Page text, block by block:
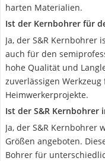
harten Materialien.
Ist der Kernbohrer für
Ja, der S&R Kernbohrer
auch für den
hohe Qualität und
zuverlässigen
Heimwerkerprojekte.
Ist der S&R Kernbohrer
Ja, der S&R Kernbohrer
Größen angeboten.
Bohrer für